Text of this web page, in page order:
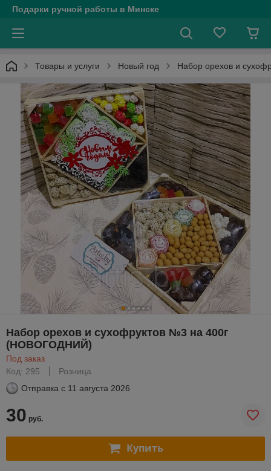
Подарки ручной работы в Минске
Товары и услуги Новый год Набор орехов и
Набор орехов и сухофруктов №3 на 400г
(НОВОГОДНИЙ)
Под заказ
Код: 295
Розница
Отправка с 11 августа 2026
30 руб.
Купить